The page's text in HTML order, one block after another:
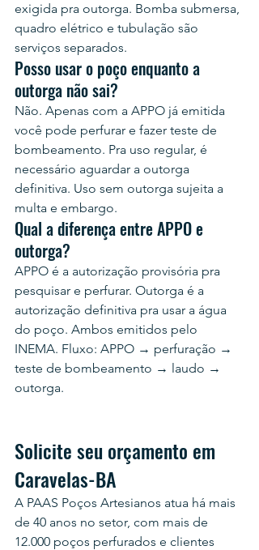
exigida pra outorga. Bomba submersa,
quadro elétrico e tubulação são
serviços separados.
Posso usar o poço enquanto a
outorga não sai?
Não. Apenas com a APPO já emitida
você pode perfurar e fazer teste de
bombeamento. Pra uso regular, é
necessário aguardar a outorga
definitiva. Uso sem outorga sujeita a
multa e embargo.
Qual a diferença entre APPO e
outorga?
APPO é a autorização provisória pra
pesquisar e perfurar. Outorga é a
autorização definitiva pra usar a água
do poço. Ambos emitidos pelo
INEMA. Fluxo: APPO → perfuração →
teste de bombeamento → laudo →
outorga.
Solicite seu orçamento em
Caravelas-BA
A PAAS Poços Artesianos atua há mais
de 40 anos no setor, com mais de
12.000 poços perfurados e clientes